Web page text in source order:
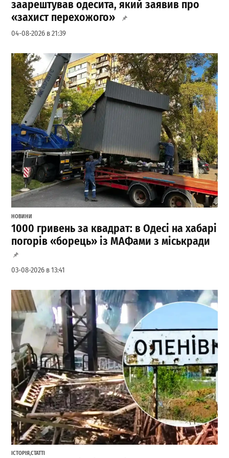
заарештував одесита, який заявив про
«захист перехожого»
04-08-2026 в 21:39
НОВИНИ
1000 гривень за квадрат: в Одесі на хабарі
погорів «борець» із МАФами з міськради
03-08-2026 в 13:41
ІСТОРІЯ,СТАТТІ